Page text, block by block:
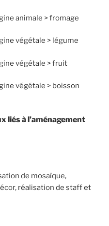
animale > fromage
végétale > légume
végétale > fruit
végétale > boisson
liés à l’aménagement
de mosaïque,
réalisation de staff et